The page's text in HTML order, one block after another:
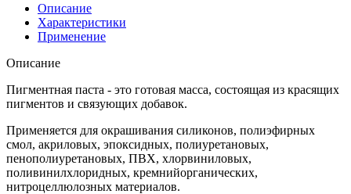
Описание
Характеристики
Применение
Описание
Пигментная паста - это готовая масса, состоящая из красящих
пигментов и связующих добавок.
Применяется для окрашивания силиконов, полиэфирных
смол, акриловых, эпоксидных, полиуретановых,
пенополиуретановых, ПВХ, хлорвиниловых,
поливинилхлоридных, кремнийорганических,
нитроцеллюлозных материалов.